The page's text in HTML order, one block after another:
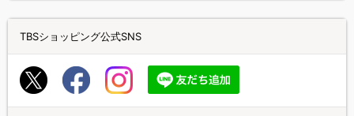
TBSショッピング公式SNS